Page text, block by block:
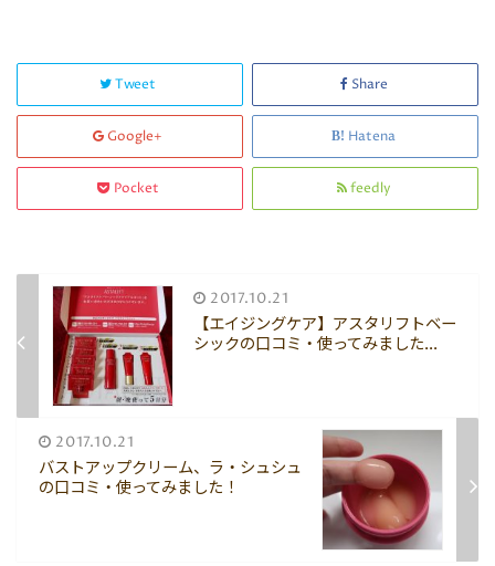
Tweet Share
Google+ Hatena
Pocket feedly
2017.10.21
【エイジングケア】アスタリフトベー
シックの口コミ・使ってみました...
2017.10.21
バストアップクリーム、ラ・シュシュ
の口コミ・使ってみました！